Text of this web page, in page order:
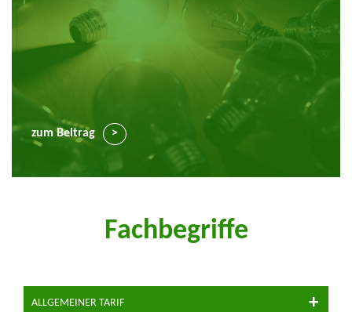
zum Beitrag
Fachbegriffe
ALLGEMEINER TARIF